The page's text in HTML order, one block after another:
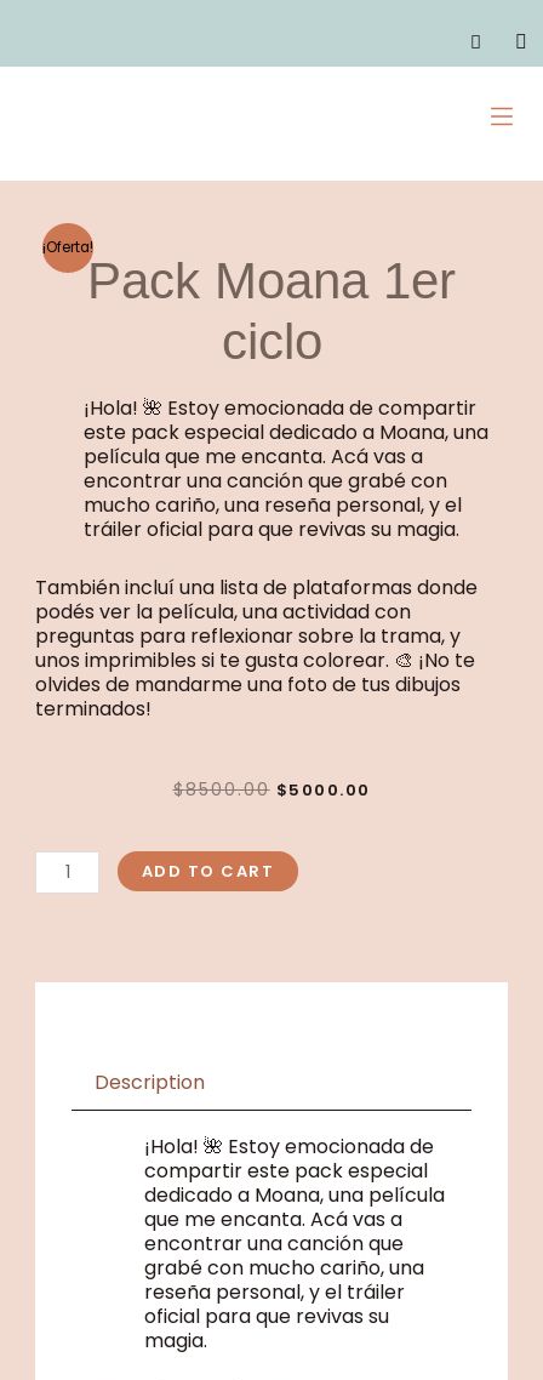
contenido
¡Oferta!
Pack Moana 1er
ciclo
¡Hola! 🌺 Estoy emocionada de compartir
este pack especial dedicado a Moana, una
película que me encanta. Acá vas a
encontrar una canción que grabé con
mucho cariño, una reseña personal, y el
tráiler oficial para que revivas su magia.
También incluí una lista de plataformas donde
podés ver la película, una actividad con
preguntas para reflexionar sobre la trama, y
unos imprimibles si te gusta colorear. 🎨 ¡No te
olvides de mandarme una foto de tus dibujos
terminados!
$8500.00 ORIGINAL
$8500.00.
$5000.00
Moana
1er
ADD TO CART
Description
¡Hola! 🌺 Estoy emocionada de
compartir este pack especial
dedicado a Moana, una película
que me encanta. Acá vas a
encontrar una canción que
grabé con mucho cariño, una
reseña personal, y el tráiler
oficial para que revivas su
magia.